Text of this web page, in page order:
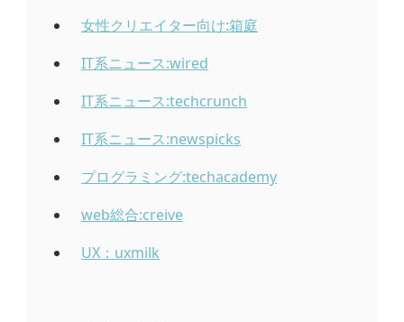
女性クリエイター向け:箱庭
IT系ニュース:wired
IT系ニュース:techcrunch
IT系ニュース:newspicks
プログラミング:techacademy
web総合:creive
UX：uxmilk